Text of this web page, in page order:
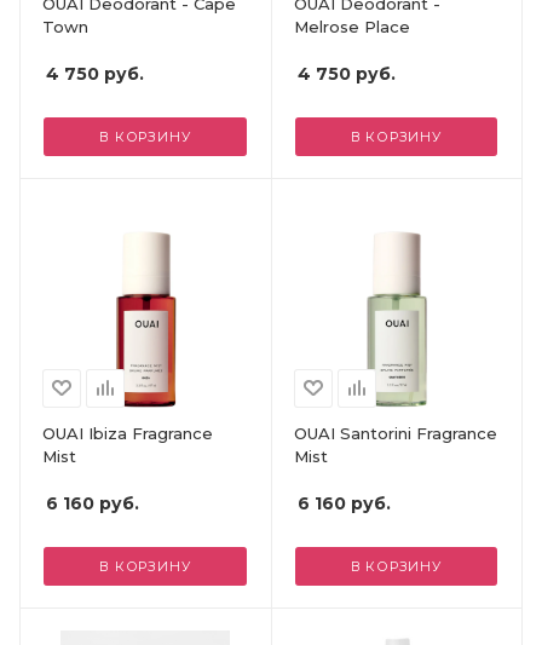
Town
4 750 руб.
В КОРЗИНУ
Melrose Place
4 750руб.
В КОРЗИНУ
OUAI Ibiza Fragrance
Mist
6 160 руб.
В КОРЗИНУ
OUAI Santorini Fragrance
Mist
6 160руб.
В КОРЗИНУ